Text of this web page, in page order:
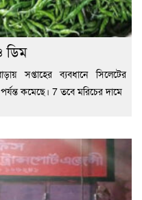
ডিম
সপ্তাহের ব্যবধানে সিলেটের
কমেছে। 7 তবে মরিচের দামে